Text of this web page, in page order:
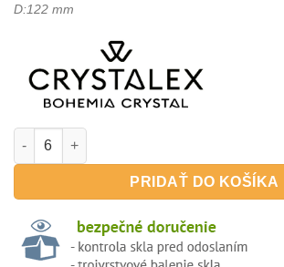
D:122 mm
množstvo Misa For Your Home 50649/120mm
PRIDAŤ DO KOŠÍKA